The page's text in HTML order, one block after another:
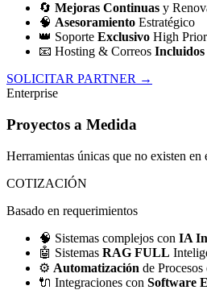
🔄 Mejoras Continuas y
🧠 Asesoramiento Estratégico
👑 Soporte Exclusivo High
📧 Hosting & Correos Incluidos
SOLICITAR PARTNER →
Enterprise
Proyectos a Medida
Herramientas únicas que no existen en
COTIZACIÓN
Basado en requerimientos
🧠 Sistemas complejos con IA
🤖 Sistemas RAG FULL
⚙️ Automatización de
🔌 Integraciones con Software